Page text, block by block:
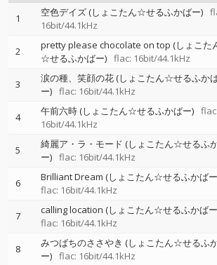
1 空色デイズ (しょこたん☆せるふかばー)
16bit/44.1kHz
2
pretty please chocolate on top (しょこた
☆せるふかばー) flac: 16bit/44.1kHz
3
涙の種、笑顔の花 (しょこたん☆せるふか
ー) flac: 16bit/44.1kHz
4 午前六時 (しょこたん☆せるふかばー) flac:
16bit/44.1kHz
5
綺麗ア・ラ・モード (しょこたん☆せるふ
ー) flac: 16bit/44.1kHz
6
Brilliant Dream (しょこたん☆せるふかば
flac: 16bit/44.1kHz
7
calling location (しょこたん☆せるふかば
flac: 16bit/44.1kHz
8
みつばちのささやき (しょこたん☆せるふ
ー) flac: 16bit/44.1kHz